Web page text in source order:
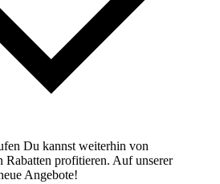
Du kannst weiterhin von
Rabatten profitieren. Auf unserer
Angebote!